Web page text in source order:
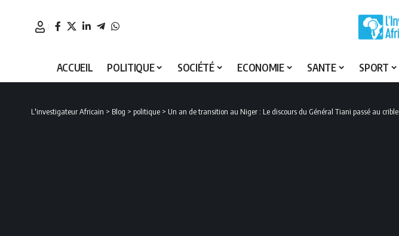
ACCUEIL POLITIQUE SOCIÉTÉ ECONOMIE SANTE SPORT
L'investigateur Africain > Blog > politique > Un an de transition au Niger : Le discours du Général Tiani passé au crible